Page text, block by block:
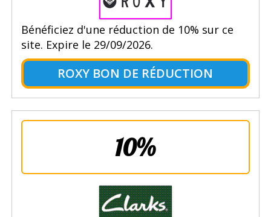
Bénéficiez d'une réduction de 10% sur ce
site. Expire le 29/09/2026.
ROXY BON DE RÉDUCTION
10%